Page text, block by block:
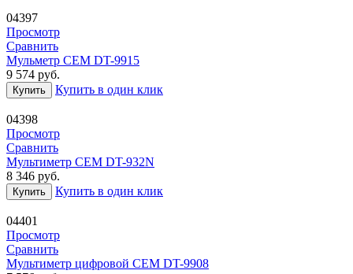
04397
Просмотр
Сравнить
Мульметр CEM DT-9915
9 574 руб.
Купить Купить в один клик
04398
Просмотр
Сравнить
Мультиметр CEM DT-932N
8 346 руб.
Купить Купить в один клик
04401
Просмотр
Сравнить
Мультиметр цифровой CEM DT-9908